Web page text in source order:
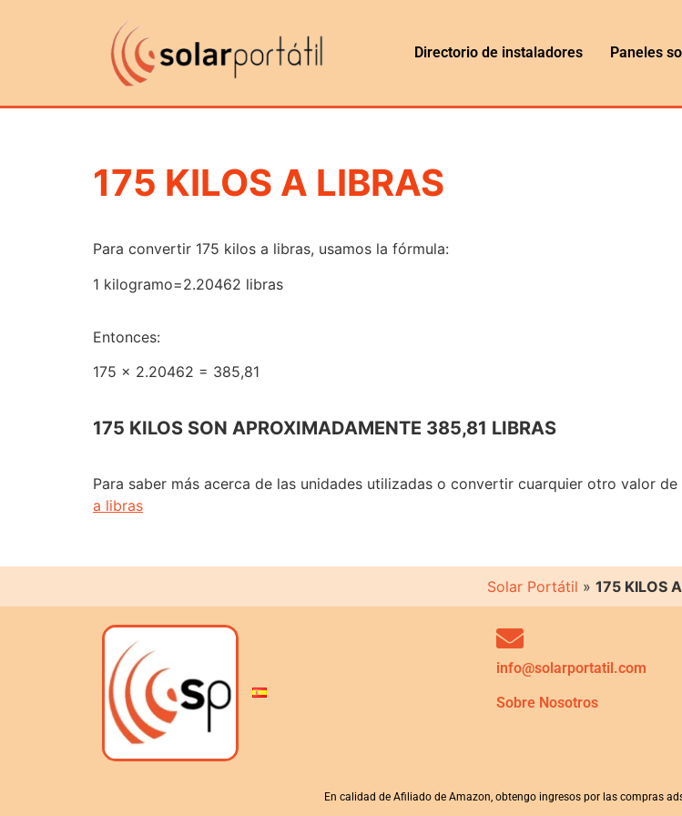
Directorio de instaladores Paneles
175 KILOS A LIBRAS
Para convertir 175 kilos a libras, usamos la fórmula:
1 kilogramo=2.20462 libras
Entonces:
175 x 2.20462 = 385,81
175 KILOS SON APROXIMADAMENTE 385,81 LIBRAS
Para saber más acerca de las unidades utilizadas o convertir cuarquier otro valor
a libras
Solar Portátil » 175 KILOS
info@solarportatil.com
Sobre Nosotros
En calidad de Afiliado de Amazon, obtengo ingresos por las compras